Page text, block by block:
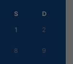
S D
1 2
8 9